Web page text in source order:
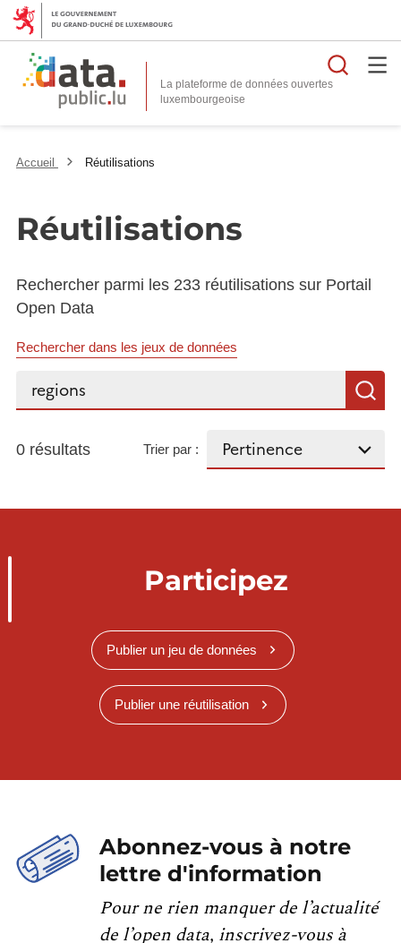
La plateforme de données ouvertes
Accueil Réutilisations
Réutilisations
Rechercher parmi les 233 réutilisations sur Portail
Open Data
Rechercher dans les jeux de données
Rechercher...
0 résultats Trier par :
Participez
Publier un jeu de données
Publier une réutilisation
Abonnez-vous à notre
lettre d'information
Pour ne rien manquer de l’actualité
de l’open data, inscrivez-vous à